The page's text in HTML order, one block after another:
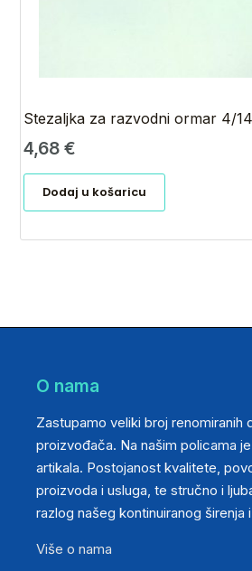
Stezaljka za razvodni ormar 4/
4,68€
Dodaj u košaricu
O nama
Zastupamo veliki broj renomiranih
proizvođača. Na našim policama
artikala. Postojanost kvalitete,
proizvoda i usluga, te stručno i
razlog našeg kontinuiranog širenja
Više o nama